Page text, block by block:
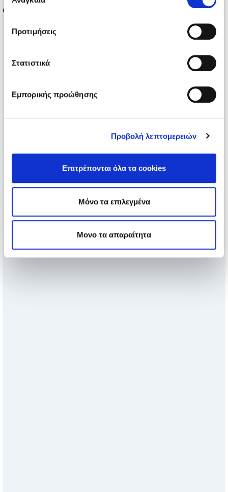
συγκατάθεσης
Προτιμήσεις
Στατιστικά
Εμπορικής προώθησης
Προβολή λεπτομερειών
Επιτρέπονται όλα τα cookies
Μόνο τα επιλεγμένα
Μονο τα απαραίτητα
epikoinonia@elepap.gr